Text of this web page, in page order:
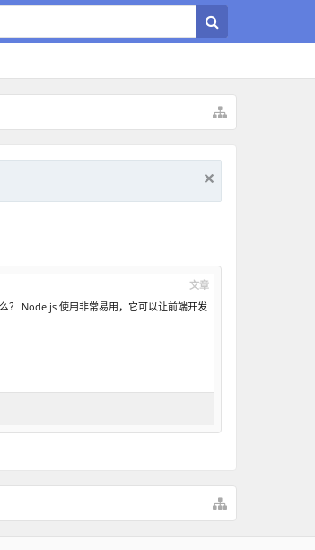
文章
？ Node.js 使用非常易用，它可以让前端开发